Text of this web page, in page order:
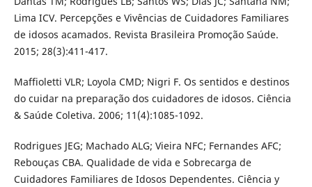
Lima ICV. Percepções e Vivências de Cuidadores Familiares
de idosos acamados. Revista Brasileira Promoção Saúde.
2015; 28(3):411-417.
Maffioletti VLR; Loyola CMD; Nigri F. Os sentidos e destinos
do cuidar na preparação dos cuidadores de idosos. Ciência
& Saúde Coletiva. 2006; 11(4):1085-1092.
Rodrigues JEG; Machado ALG; Vieira NFC; Fernandes AFC;
Rebouças CBA. Qualidade de vida e Sobrecarga de
Cuidadores Familiares de Idosos Dependentes. Ciência y